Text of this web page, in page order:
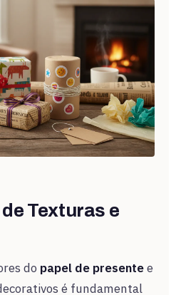
Texturas e
do papel de presentee
é fundamental